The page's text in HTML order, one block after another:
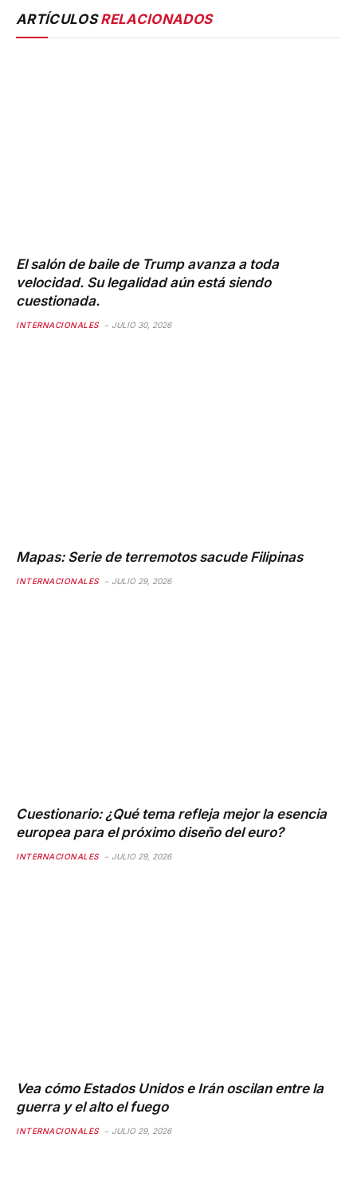
ARTÍCULOSRELACIONADOS
El salón de baile de Trump avanza a toda
velocidad. Su legalidad aún está siendo
cuestionada.
INTERNACIONALES JULIO 30, 2026
Mapas: Serie de terremotos sacude Filipinas
INTERNACIONALES JULIO 29, 2026
Cuestionario: ¿Qué tema refleja mejor la esencia
europea para el próximo diseño del euro?
INTERNACIONALES JULIO 29, 2026
Vea cómo Estados Unidos e Irán oscilan entre la
guerra y el alto el fuego
INTERNACIONALES JULIO 29, 2026